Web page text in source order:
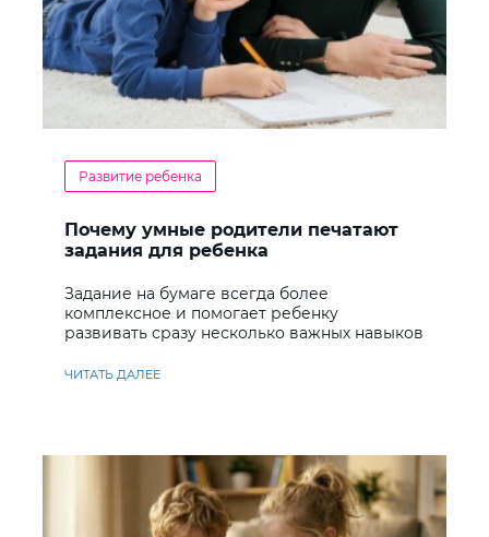
Развитие ребенка
Почему умные родители печатают
задания для ребенка
Задание на бумаге всегда более
комплексное и помогает ребенку
развивать сразу несколько важных навыков
ЧИТАТЬ ДАЛЕЕ